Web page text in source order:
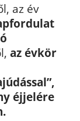
az év
az évkör
éjjelére